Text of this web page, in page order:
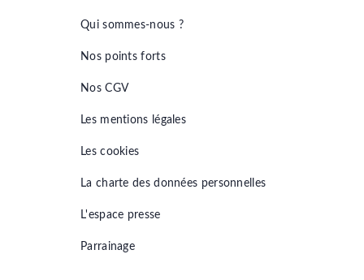
Qui sommes-nous ?
Nos points forts
Nos CGV
Les mentions légales
Les cookies
La charte des données personnelles
L'espace presse
Parrainage